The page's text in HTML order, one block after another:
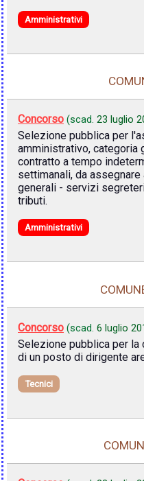
Amministrativi
Concorso (scad. 23 luglio
Selezione pubblica per
amministrativo, categoria
contratto a tempo
settimanali, da
generali - servizi
tributi.
Amministrativi
Concorso (scad. 6 luglio
Selezione pubblica per la
di un posto di dirigente
Tecnici